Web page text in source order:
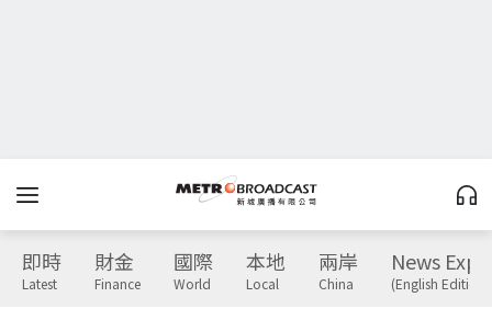
即時
Latest
財金
Finance
國際
World
本地
Local
兩岸
China
News
(English Edition)